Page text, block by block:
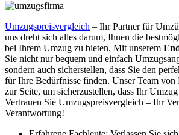
Umzugspreisvergleich – Ihr Partner für
uns dreht sich alles darum, Ihnen die
bei Ihrem Umzug zu bieten. Mit unserem
Sie nicht nur bequem und einfach
sondern auch sicherstellen, dass Sie den
für Ihre Bedürfnisse finden. Unser Team von
zur Seite, um sicherzustellen, dass Ihr
Vertrauen Sie Umzugspreisvergleich – Ihr
Verantwortung!